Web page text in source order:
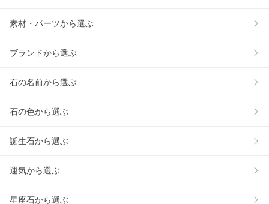
素材・パーツから選ぶ
ブランドから選ぶ
石の名前から選ぶ
石の色から選ぶ
誕生石から選ぶ
運気から選ぶ
星座石から選ぶ